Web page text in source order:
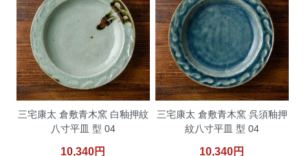
三宅康太 倉敷青木窯 白釉押紋
八寸平皿 型 04
10,340円
三宅康太 倉敷青木窯 呉須釉押
紋八寸平皿 型 04
10,340円